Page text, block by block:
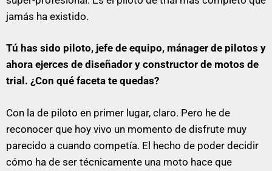
jamás ha existido.
Tú has sido piloto, jefe de equipo, mánager de pilotos y
ahora ejerces de diseñador y constructor de motos de
trial. ¿Con qué faceta te quedas?
Con la de piloto en primer lugar, claro. Pero he de
reconocer que hoy vivo un momento de disfrute muy
parecido a cuando competía. El hecho de poder decidir
cómo ha de ser técnicamente una moto hace que